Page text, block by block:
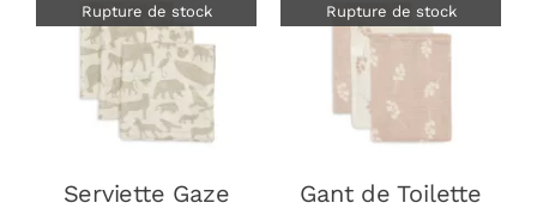
Rupture de stock
DÉTAILS
Serviette Gaze
Rupture de stock
DÉTAILS
Gant de Toilette